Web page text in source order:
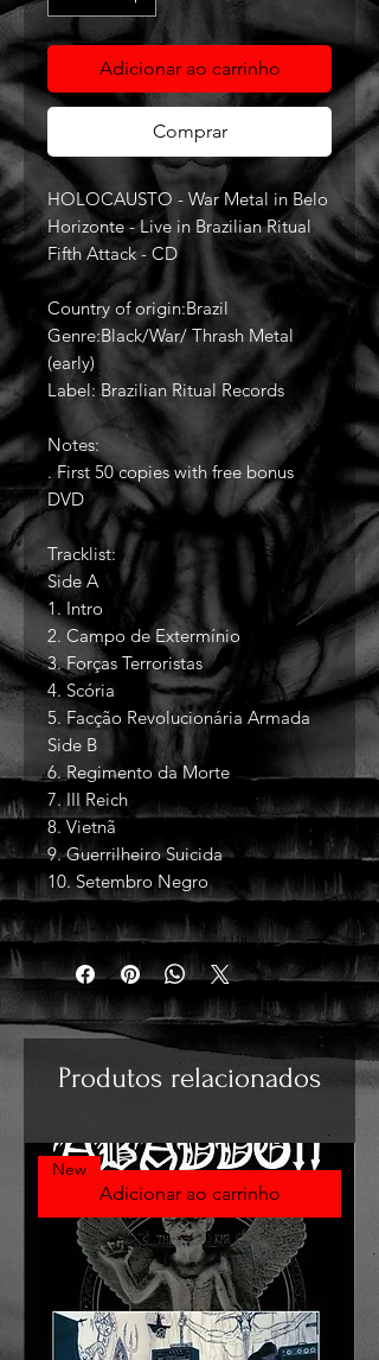
Adicionar ao carrinho
Comprar
HOLOCAUSTO - War Metal in Belo
Horizonte - Live in Brazilian Ritual
Fifth Attack - CD
Country of origin:Brazil
Genre:Black/War/ Thrash Metal
(early)
Label: Brazilian Ritual Records
Notes:
. First 50 copies with free bonus
DVD
Tracklist:
Side A
1. Intro
2. Campo de Extermínio
3. Forças Terroristas
4. Scória
5. Facção Revolucionária Armada
Side B
6. Regimento da Morte
7. III Reich
8. Vietnã
9. Guerrilheiro Suicida
10. Setembro Negro
Produtos relacionados
Adicionar ao carrinho
New